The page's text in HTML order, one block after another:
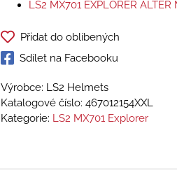
LS2 MX701 EXPLORER
Přidat do oblíbených
Sdílet na Facebooku
Výrobce: LS2 Helmets
Katalogové číslo: 467012154XXL
Kategorie: LS2 MX701 Explorer